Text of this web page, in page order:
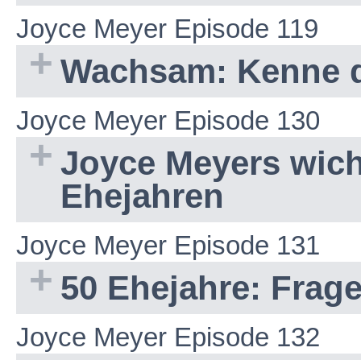
Joyce Meyer Episode 119
Wachsam: Kenne
Joyce Meyer Episode 130
Joyce Meyers
Ehejahren
Joyce Meyer Episode 131
50 Ehejahre:
Joyce Meyer Episode 132